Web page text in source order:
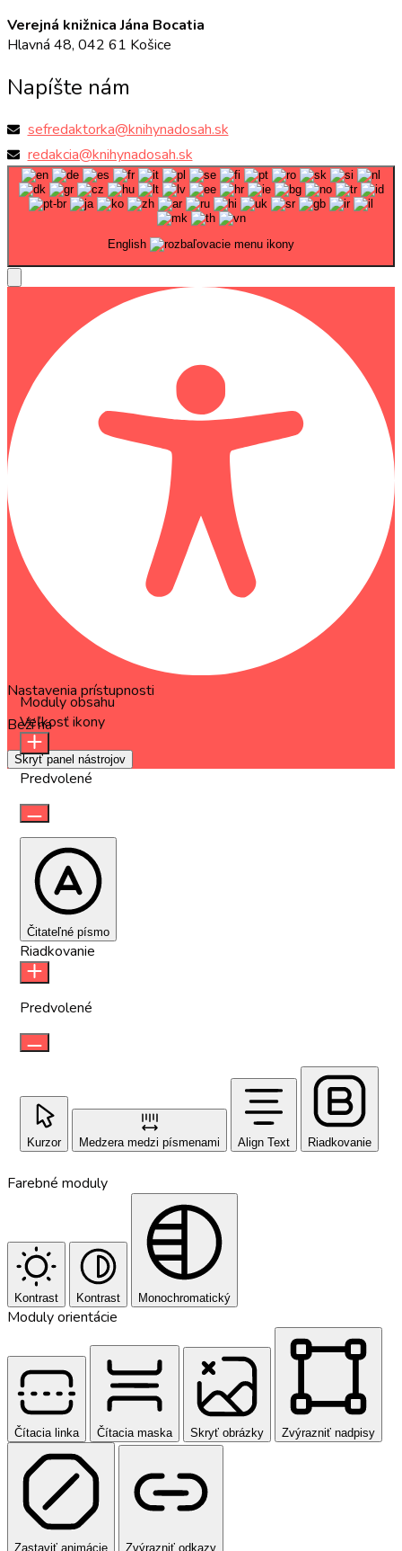
Verejná knižnica Jána Bocatia
Hlavná 48, 042 61 Košice
Napíšte nám
sefredaktorka@knihynadosah.sk
redakcia@knihynadosah.sk
English
Nastavenia prístupnosti
Beží naOneTap
Skryť panel nástrojov
Moduly obsahu
Veľkosť ikony
Predvolené
Čitateľné písmo
Riadkovanie
Predvolené
Kurzor Medzera medzi písmenami Align Text Riadkovanie
Farebné moduly
Kontrast Kontrast Monochromatický
Moduly orientácie
Čítacia linka Čítacia maska Skryť obrázky Zvýrazniť nadpisy
Zastaviť animácie Zvýrazniť odkazy